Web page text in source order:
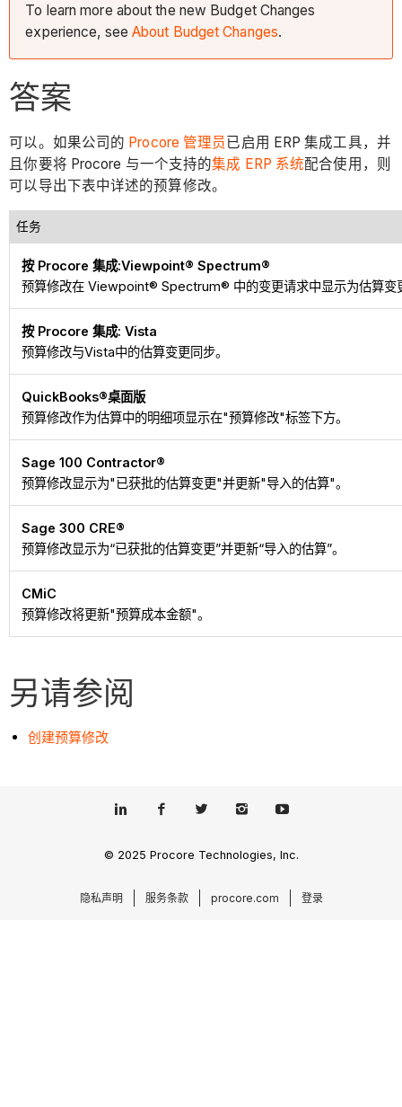
To learn more about the new Budget Changes
experience, see About Budget Changes.
答案
可以。如果公司的 Procore 管理员已启用 ERP 集成工具，并
且你要将 Procore 与一个支持的集成 ERP 系统配合使用，则
可以导出下表中详述的预算修改。
任务
按 Procore 集成:Viewpoint® Spectrum®
预算修改在 Viewpoint® Spectrum® 中的变更请求中显示为估算变
按 Procore 集成: Vista
预算修改与Vista中的估算变更同步。
QuickBooks®桌面版
预算修改作为估算中的明细项显示在"预算修改"标签下方。
Sage 100 Contractor®
预算修改显示为"已获批的估算变更"并更新"导入的估算"。
Sage 300 CRE®
预算修改显示为“已获批的估算变更”并更新“导入的估算”。
CMiC
预算修改将更新"预算成本金额"。
另请参阅
创建预算修改
© 2025 Procore Technologies, Inc.
隐私声明 服务条款 procore.com 登录